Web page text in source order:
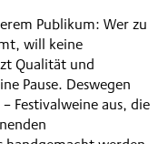
Publikum: Wer zu
will keine
Qualität und
Pause. Deswegen
Festivalweine aus, die